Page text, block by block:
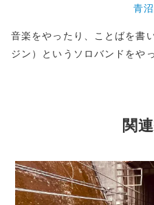
青
音楽をやったり、ことばを書
ジン）というソロバンドをや
関